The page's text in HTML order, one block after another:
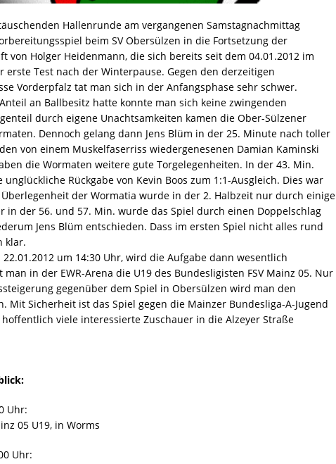
Hallenrunde am vergangenen Samstagnachmittag
beim SV Obersülzen in die Fortsetzung der
von Holger Heidenmann, die sich bereits seit dem 04.01.2012 im
Test nach der Winterpause. Gegen den derzeitigen
Vorderpfalz tat man sich in der Anfangsphase sehr schwer.
an Ballbesitz hatte konnte man sich keine zwingenden
durch eigene Unachtsamkeiten kamen die Ober-Sülzener
Dennoch gelang dann Jens Blüm in der 25. Minute nach toller
von einem Muskelfaserriss wiedergenesenen Damian Kaminski
die Wormaten weitere gute Torgelegenheiten. In der 43. Min.
Rückgabe von Kevin Boos zum 1:1-Ausgleich. Dies war
der Wormatia wurde in der 2. Halbzeit nur durch einige
in der 56. und 57. Min. wurde das Spiel durch einen Doppelschlag
Jens Blüm entschieden. Dass im ersten Spiel nicht alles rund
klar.
um 14:30 Uhr, wird die Aufgabe dann wesentlich
in der EWR-Arena die U19 des Bundesligisten FSV Mainz 05. Nur
gegenüber dem Spiel in Obersülzen wird man den
Mit Sicherheit ist das Spiel gegen die Mainzer Bundesliga-A-Jugend
viele interessierte Zuschauer in die Alzeyer Straße
Uhr:
05 U19, in Worms
Uhr: